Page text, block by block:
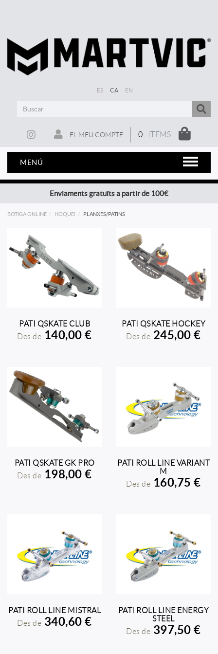
ES CA EN
0 ITEMS
EL MEU COMPTE
MENÚ
Enviaments gratuïts a partir de 100€
BOTIGA ONLINE HOQUEI PLANXES/PATINS
AFEGIR A LA COMPRA
PATI QSKATE CLUB
Des de 140,00 € AFEGIR A LA COMPRA
PATI QSKATE HOCKEY
Des de 245,00 €
AFEGIR A LA COMPRA
PATI QSKATE GK PRO
Des de 198,00 € AFEGIR A LA COMPRA
PATI ROLL LINE VARIANT
M
Des de 160,75 €
AFEGIR A LA COMPRA
PATI ROLL LINE MISTRAL
Des de 340,60 € AFEGIR A LA COMPRA
PATI ROLL LINE ENERGY
STEEL
Des de 397,50 €